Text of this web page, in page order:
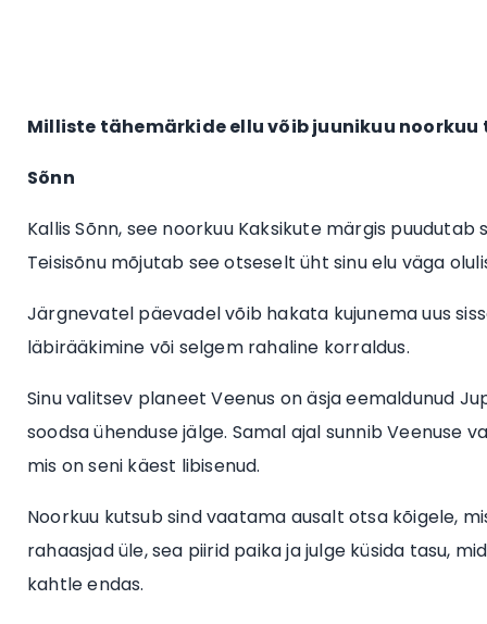
Milliste tähemärkide ellu võib juunikuu
Sõnn
Kallis Sõnn, see noorkuu Kaksikute märgis
Teisisõnu mõjutab see otseselt üht sinu elu väga
Järgnevatel päevadel võib hakata kujunema uus
läbirääkimine või selgem rahaline korraldus.
Sinu valitsev planeet Veenus on äsja eemaldunud
soodsa ühenduse jälge. Samal ajal sunnib Veenuse
mis on seni käest libisenud.
Noorkuu kutsub sind vaatama ausalt otsa kõigele,
rahaasjad üle, sea piirid paika ja julge küsida tasu,
kahtle endas.